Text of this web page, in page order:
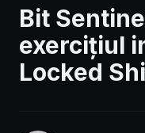
Bit
exercițiul
Locked